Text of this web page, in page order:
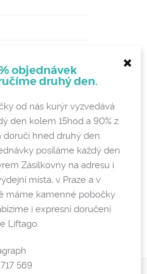
a vratky
a GDPR
objednávek
druhý den.
od nás kurýr vyzvedává
den kolem 15hod a 90% z
doručí hned druhý den.
posíláme každý den
Zásilkovny na adresu i
místa, v Praze a v
máme kamenné pobočky
i expresní doručení
Liftago.
569